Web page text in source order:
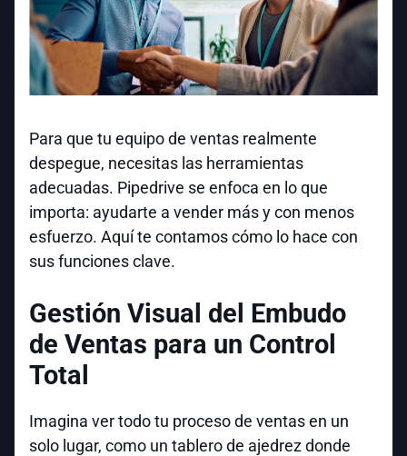
Para que tu equipo de ventas realmente
despegue, necesitas las herramientas
adecuadas. Pipedrive se enfoca en lo que
importa: ayudarte a vender más y con menos
esfuerzo. Aquí te contamos cómo lo hace con
sus funciones clave.
Gestión Visual del Embudo
de Ventas para un Control
Total
Imagina ver todo tu proceso de ventas en un
solo lugar, como un tablero de ajedrez donde